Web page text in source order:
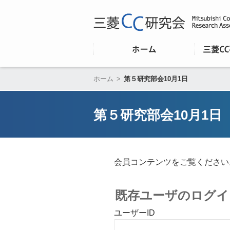
ホーム > 第５研究部会10月1日
第５研究部会10月1日
会員コンテンツをご覧くださ
既存ユーザのログ
ユーザーID